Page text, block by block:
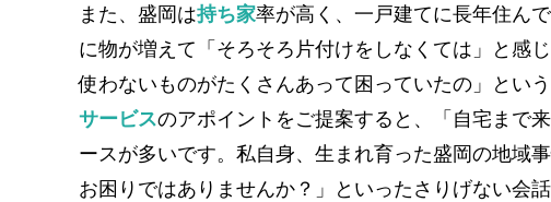
また、盛岡は持ち家率が高く、一戸建てに長年住ん
に物が増えて「そろそろ片付けをしなくては」と感
使わないものがたくさんあって困っていたの」とい
サービスのアポイントをご提案すると、「自宅まで
ースが多いです。私自身、生まれ育った盛岡の地域
お困りではありませんか？」といったさりげない会